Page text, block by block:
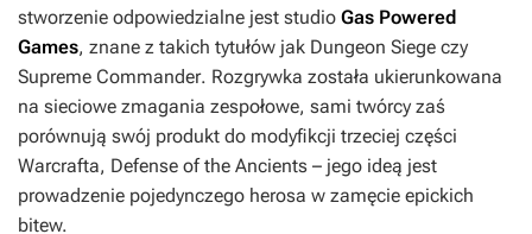
stworzenie odpowiedzialne jest studio Gas Powered
Games, znane z takich tytułów jak Dungeon Siege czy
Supreme Commander. Rozgrywka została ukierunkowana
na sieciowe zmagania zespołowe, sami twórcy zaś
porównują swój produkt do modyfikcji trzeciej części
Warcrafta, Defense of the Ancients – jego ideą jest
prowadzenie pojedynczego herosa w zamęcie epickich
bitew.